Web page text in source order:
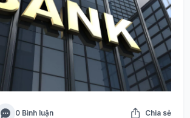
0 Bình luận Chia sẻ